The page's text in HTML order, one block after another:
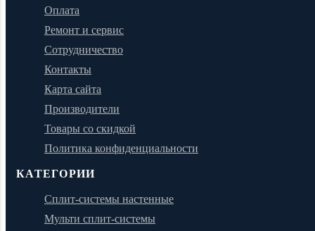
Оплата
Ремонт и сервис
Сотрудничество
Контакты
Карта сайта
Производители
Товары со скидкой
Политика конфиденциальности
КАТЕГОРИИ
Сплит-системы настенные
Мульти сплит-системы